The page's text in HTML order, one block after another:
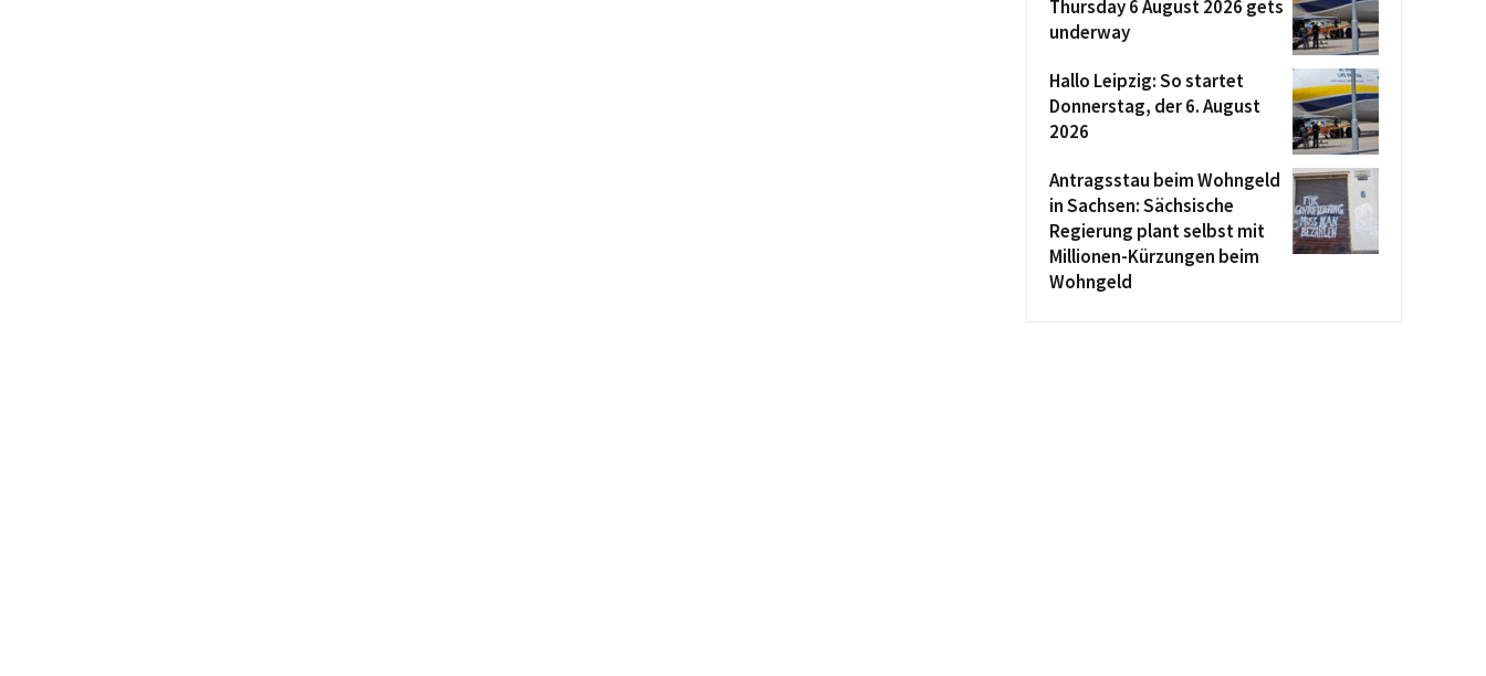
Thursday 6 August 2026 gets
underway
Hallo Leipzig: So startet
Donnerstag, der 6. August
2026
Antragsstau beim Wohngeld
in Sachsen: Sächsische
Regierung plant selbst mit
Millionen-Kürzungen beim
Wohngeld